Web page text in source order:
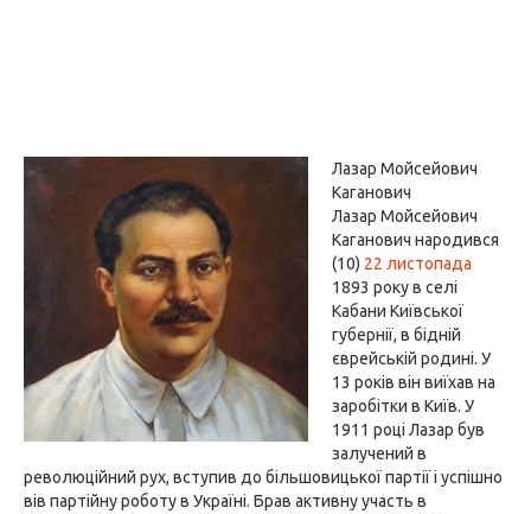
Лазар Мойсейович
Каганович
Лазар Мойсейович
Каганович народився
(10) 22 листопада
1893 року в селі
Кабани Київської
губернії, в бідній
єврейській родині. У
13 років він виїхав на
заробітки в Київ. У
1911 році Лазар був
залучений в
революційний рух, вступив до більшовицької партії і успішно
вів партійну роботу в Україні. Брав активну участь в